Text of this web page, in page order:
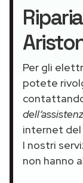
Per gli
potete
internet del
I nostri
non hanno